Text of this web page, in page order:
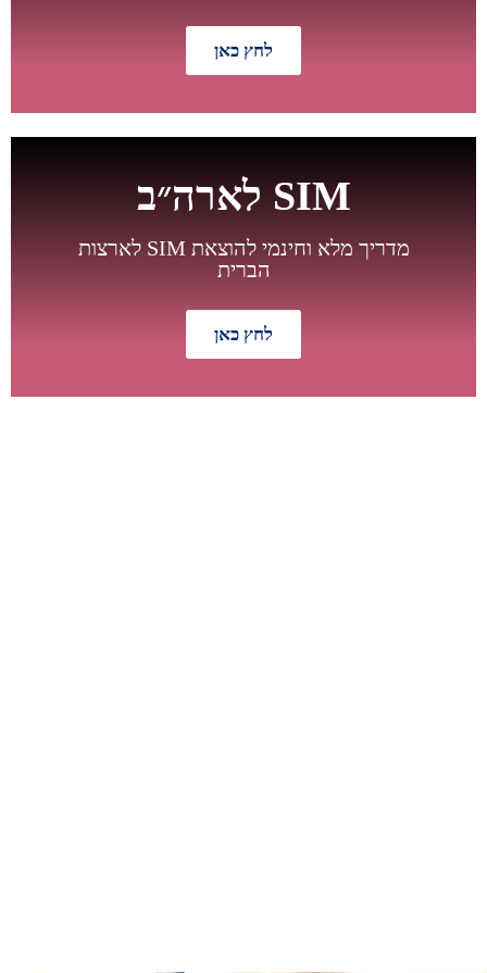
לחץ כאן
SIM לארה״ב
מדריך מלא וחינמי להוצאת SIM לארצות
הברית
לחץ כאן